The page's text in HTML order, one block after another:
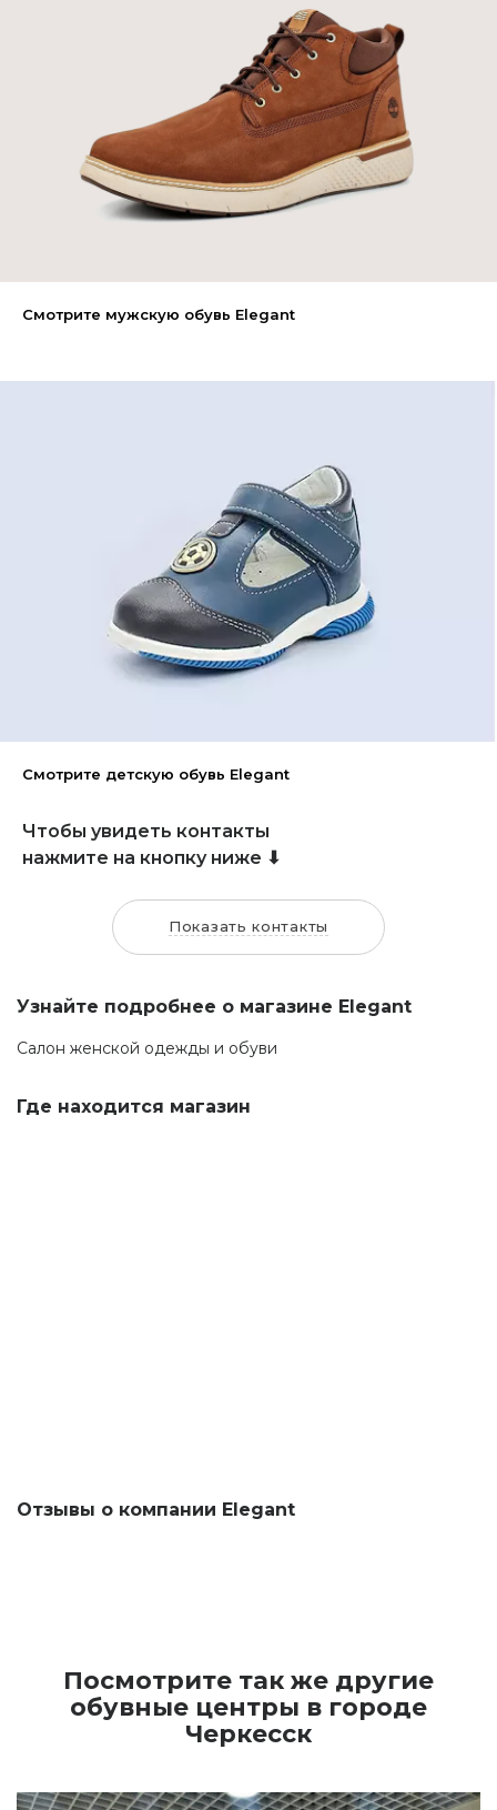
Смотрите мужскую обувь Elegant
Смотрите детскую обувь Elegant
Чтобы увидеть контакты
нажмите на кнопку ниже ⬇
Показать контакты
Узнайте подробнее о магазине Elegant
Салон женской одежды и обуви
Где находится магазин
Отзывы о компании Elegant
Посмотрите так же другие
обувные центры в городе
Черкесск